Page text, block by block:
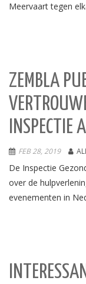
Meervaart tegen
ZEMBLA
INSPECTIE
FEB 28, 2019
De Inspectie
over de
evenementen in